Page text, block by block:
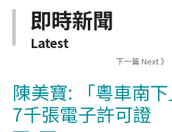
即時新聞
Latest
下一篇 Next 》
陳美寶: 「粵車南
7千張電子許可證